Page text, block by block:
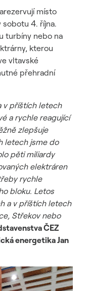
místo
4. října.
turbíny nebo na
kterou
vltavské
přehradní
v příštích letech
a rychle reagující
zlepšuje
letech jsme do
pěti miliardy
elektráren
rychle
bloku. Letos
a v příštích letech
Střekov nebo
ČEZ
energetika Jan